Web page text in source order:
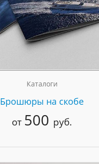
Каталоги
Брошюры на скобе
от 500 руб.